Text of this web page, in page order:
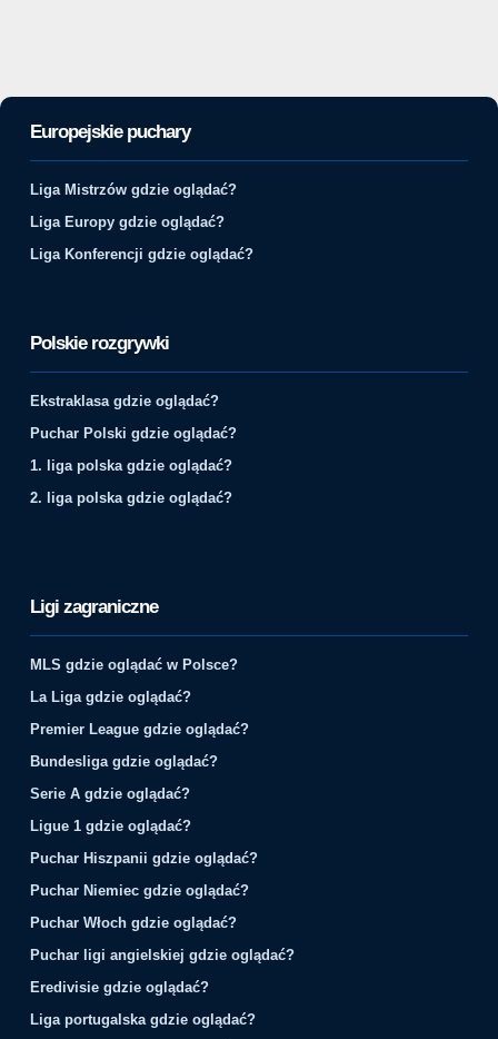
Europejskie puchary
Liga Mistrzów gdzie oglądać?
Liga Europy gdzie oglądać?
Liga Konferencji gdzie oglądać?
Polskie rozgrywki
Ekstraklasa gdzie oglądać?
Puchar Polski gdzie oglądać?
1. liga polska gdzie oglądać?
2. liga polska gdzie oglądać?
Ligi zagraniczne
MLS gdzie oglądać w Polsce?
La Liga gdzie oglądać?
Premier League gdzie oglądać?
Bundesliga gdzie oglądać?
Serie A gdzie oglądać?
Ligue 1 gdzie oglądać?
Puchar Hiszpanii gdzie oglądać?
Puchar Niemiec gdzie oglądać?
Puchar Włoch gdzie oglądać?
Puchar ligi angielskiej gdzie oglądać?
Eredivisie gdzie oglądać?
Liga portugalska gdzie oglądać?